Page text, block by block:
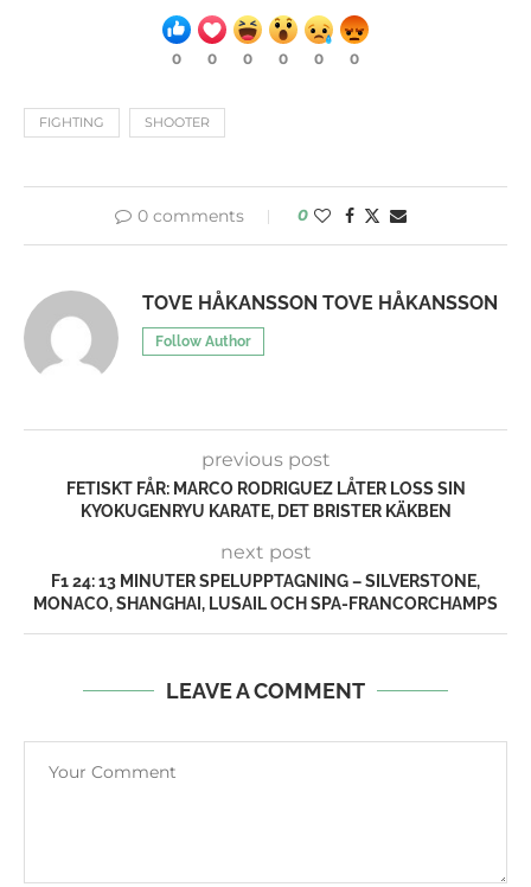
0 0 0 0 0 0
FIGHTING SHOOTER
0 comments 0
TOVE HÅKANSSON TOVE HÅKANSSON
Follow Author
previous post
FETISKT FÅR: MARCO RODRIGUEZ LÅTER LOSS SIN
KYOKUGENRYU KARATE, DET BRISTER KÄKBEN
next post
F1 24: 13 MINUTER SPELUPPTAGNING – SILVERSTONE,
MONACO, SHANGHAI, LUSAIL OCH SPA-FRANCORCHAMPS
LEAVE A COMMENT